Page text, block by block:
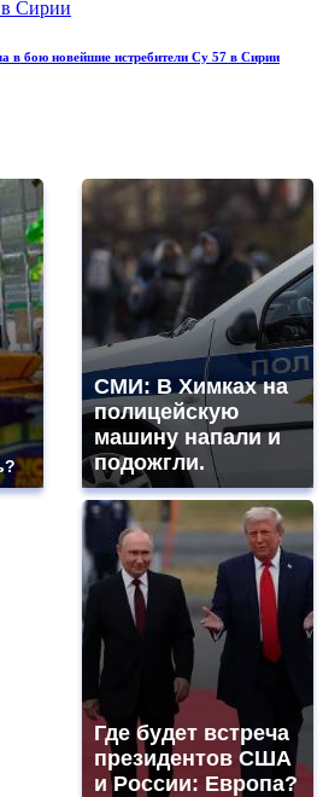
в бою новейшие истребители Су 57 в Сирии
СМИ: В Химках на
полицейскую
машину напали и
подожгли.
Где будет встреча
президентов США
и России: Европа?